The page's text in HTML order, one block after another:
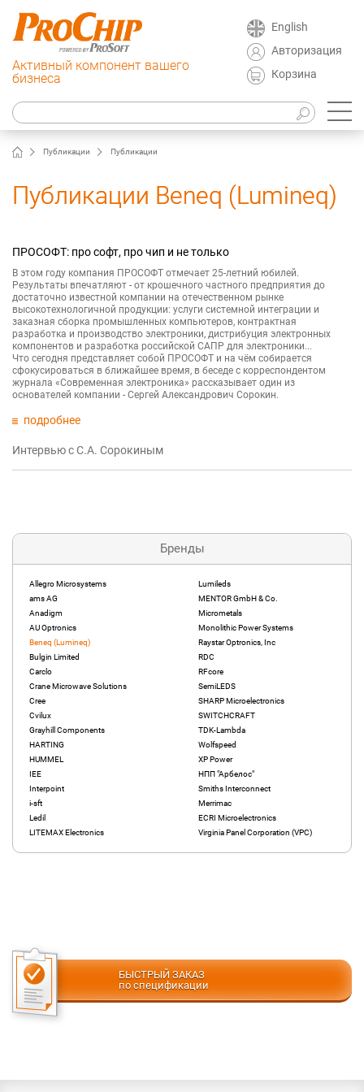
Активный компонент вашего
бизнеса
English
Авторизация
Корзина
Публикации Публикации
Бренды
Allegro Microsystems
ams AG
Anadigm
AU Optronics
Beneq (Lumineq)
Bulgin Limited
Carclo
Crane Microwave Solutions
Cree
Cvilux
Grayhill Components
HARTING
HUMMEL
IEE
Interpoint
i-sft
Ledil
LITEMAX Electronics
Lumileds
MENTOR GmbH & Co.
Micrometals
Monolithic Power Systems
Raystar Optronics, Inc
RDC
RFcore
SemiLEDS
SHARP Microelectronics
SWITCHCRAFT
TDK-Lambda
Wolfspeed
XP Power
НПП "Арбелос"
Smiths Interconnect
Merrimac
ECRI Microelectronics
Virginia Panel Corporation (VPC)
БЫСТРЫЙ ЗАКАЗ
по спецификации
Публикации Beneq (Lumineq)
ПРОСОФТ: про софт, про чип и не только
В этом году компания ПРОСОФТ отмечает 25-летний юбилей.
Результаты впечатляют - от крошечного частного предприятия до
достаточно известной компании на отечественном рынке
высокотехнологичной продукции: услуги системной интеграции и
заказная сборка промышленных компьютеров, контрактная
разработка и производство электроники, дистрибуция электронных
компонентов и разработка российской САПР для электроники...
Что сегодня представляет собой ПРОСОФТ и на чём собирается
сфокусироваться в ближайшее время, в беседе с корреспондентом
журнала «Современная электроника» рассказывает один из
основателей компании - Сергей Александрович Сорокин.
подробнее
Интервью с С.А. Сорокиным